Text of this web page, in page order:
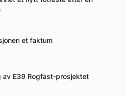
et faktum
av E39 Rogfast-prosjektet